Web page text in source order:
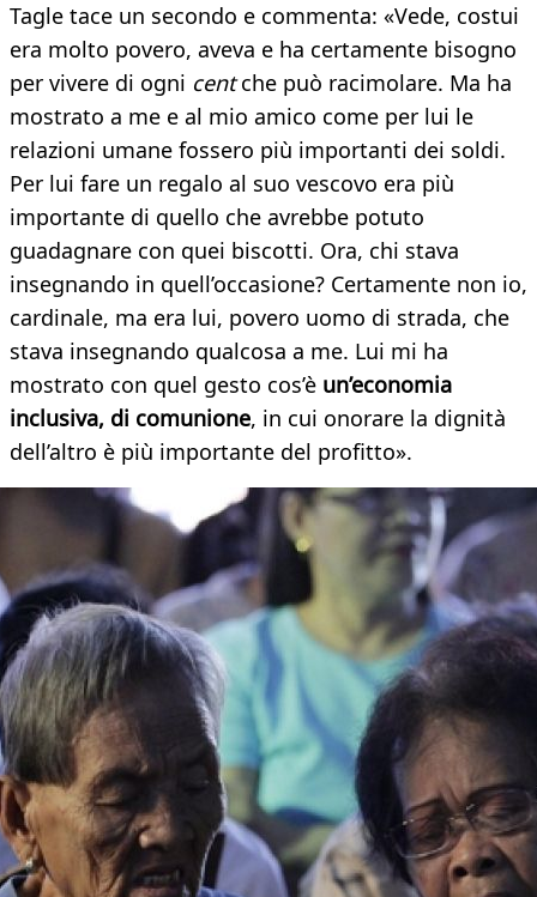
Tagle tace un secondo e commenta: «Vede, costui
era molto povero, aveva e ha certamente bisogno
per vivere di ogni centche può racimolare. Ma ha
mostrato a me e al mio amico come per lui le
relazioni umane fossero più importanti dei soldi.
Per lui fare un regalo al suo vescovo era più
importante di quello che avrebbe potuto
guadagnare con quei biscotti. Ora, chi stava
insegnando in quell’occasione? Certamente non io,
cardinale, ma era lui, povero uomo di strada, che
stava insegnando qualcosa a me. Lui mi ha
mostrato con quel gesto cos’è un’economia
inclusiva, di comunione, in cui onorare la dignità
dell’altro è più importante del profitto».